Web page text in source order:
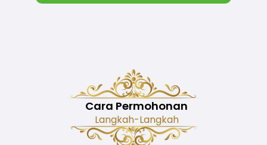
Cara Permohonan
Langkah-Langkah